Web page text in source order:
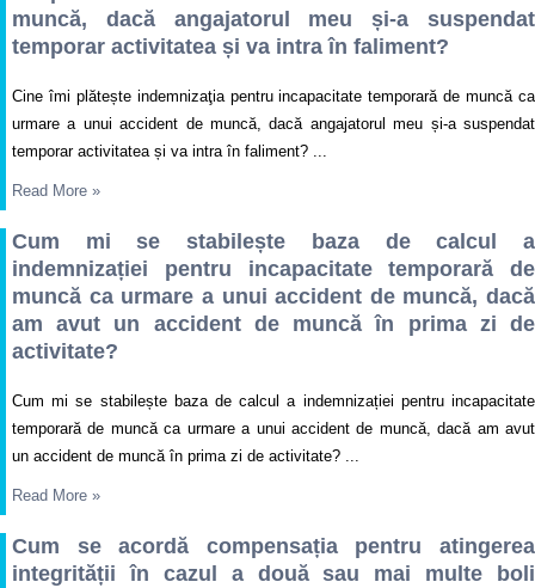
muncă, dacă angajatorul meu și-a suspendat
temporar activitatea și va intra în faliment?
Cine îmi plătește indemnizaţia pentru incapacitate temporară de muncă ca
urmare a unui accident de muncă, dacă angajatorul meu și-a suspendat
temporar activitatea și va intra în faliment? ...
Read More »
Cum mi se stabilește baza de calcul a
indemnizației pentru incapacitate temporară de
muncă ca urmare a unui accident de muncă, dacă
am avut un accident de muncă în prima zi de
activitate?
Cum mi se stabilește baza de calcul a indemnizației pentru incapacitate
temporară de muncă ca urmare a unui accident de muncă, dacă am avut
un accident de muncă în prima zi de activitate? ...
Read More »
Cum se acordă compensația pentru atingerea
integrității în cazul a două sau mai multe boli